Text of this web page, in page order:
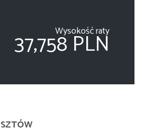
Wysokość raty
37,758 PLN